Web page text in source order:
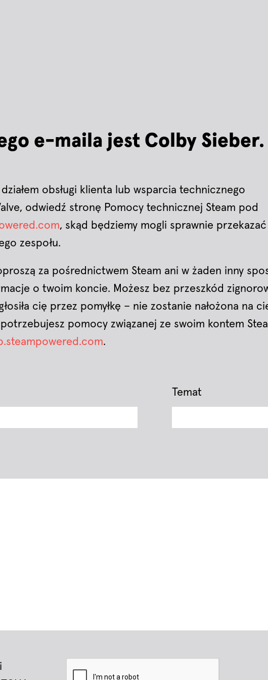
e-maila jest Colby Sieber.
obsługi klienta lub wsparcia technicznego
odwiedź stronę Pomocy technicznej Steam pod
, skąd będziemy mogli sprawnie przekazać
zespołu.
za pośrednictwem Steam ani w żaden inny
o twoim koncie. Możesz bez przeszkód
cię przez pomyłkę – nie zostanie nałożona na
pomocy związanej ze swoim kontem
.
Temat